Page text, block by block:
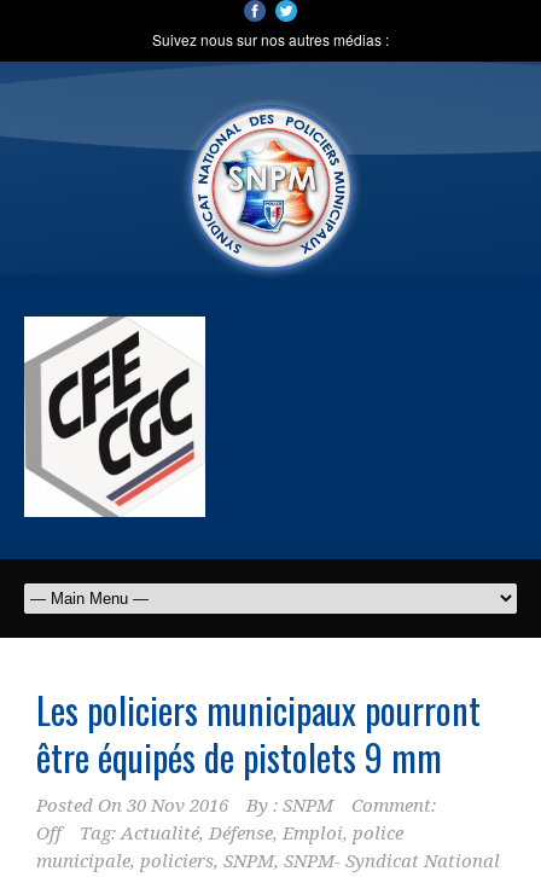
Suivez nous sur nos autres médias :
Les policiers municipaux pourront
être équipés de pistolets 9 mm
Posted On 30 Nov 2016 By : SNPM
Comment:
Off
Tag:Actualité, Défense, Emploi, police
municipale, policiers, SNPM, SNPM- Syndicat National